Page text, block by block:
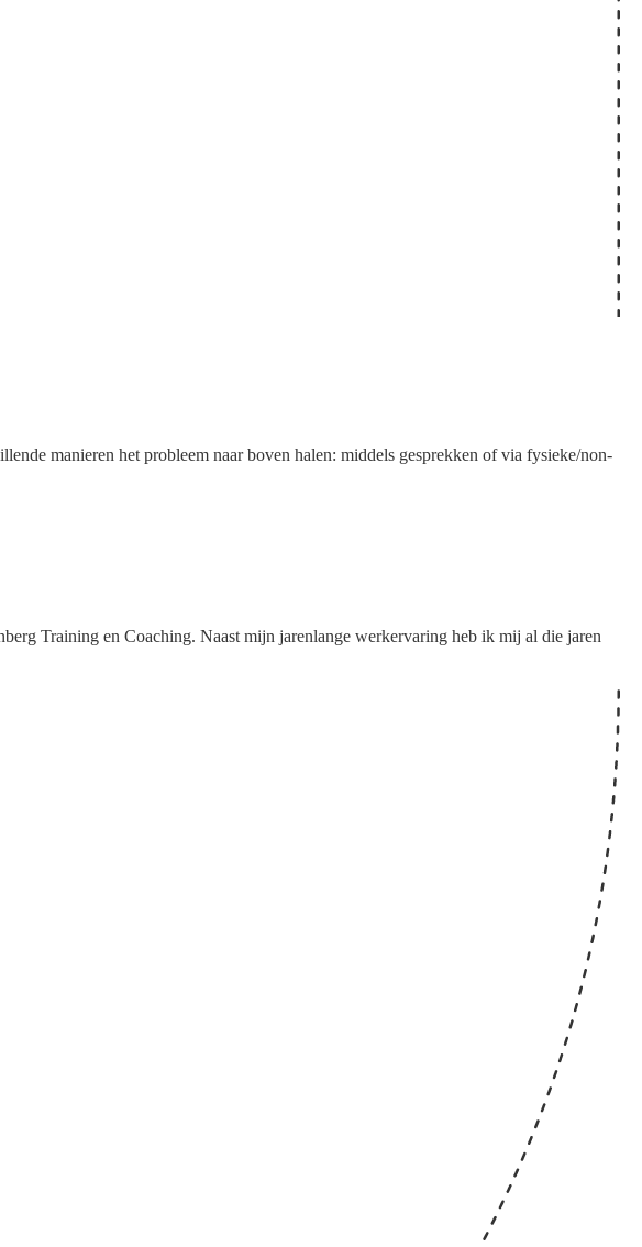
manieren het probleem naar boven halen: middels gesprekken of via fysieke/non-
Training en Coaching. Naast mijn jarenlange werkervaring heb ik mij al die jaren